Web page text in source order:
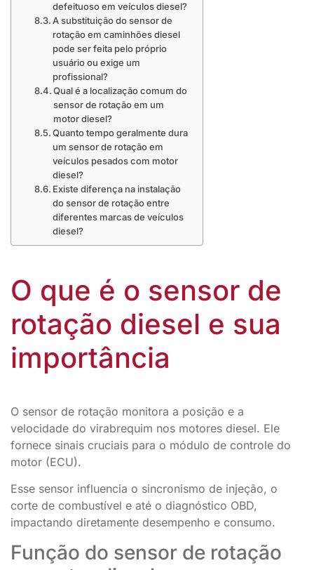
defeituoso em veículos diesel?
A substituição do sensor de
rotação em caminhões diesel
pode ser feita pelo próprio
usuário ou exige um
profissional?
Qual é a localização comum do
sensor de rotação em um
motor diesel?
Quanto tempo geralmente dura
um sensor de rotação em
veículos pesados com motor
diesel?
Existe diferença na instalação
do sensor de rotação entre
diferentes marcas de veículos
diesel?
O que é o sensor de
rotação diesel e sua
importância
O sensor de rotação monitora a posição e a
velocidade do virabrequim nos motores diesel. Ele
fornece sinais cruciais para o módulo de controle do
motor (ECU).
Esse sensor influencia o sincronismo de injeção, o
corte de combustível e até o diagnóstico OBD,
impactando diretamente desempenho e consumo.
Função do sensor de rotação